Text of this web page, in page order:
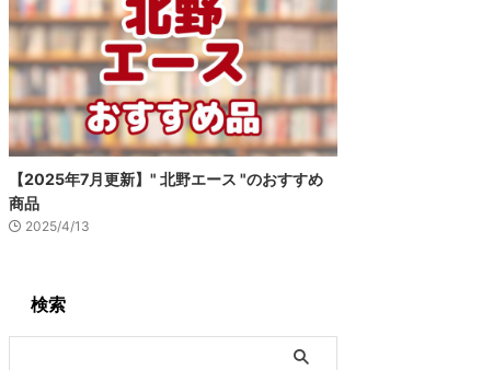
【2025年7月更新】" 北野エース "のおすすめ
商品
2025/4/13
検索